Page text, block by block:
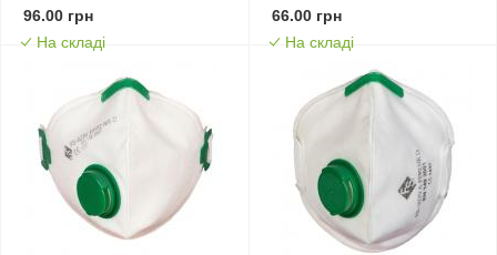
96.00 грн
На складі
66.00 грн
На складі